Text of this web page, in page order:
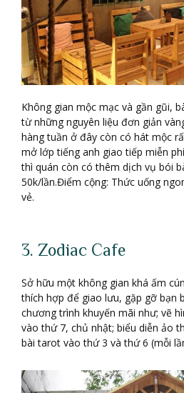
Không gian mộc mạc và gần gũi,
từ những nguyên liệu đơn giản
hàng tuần ở đây còn có hát mộc
mở lớp tiếng anh giao tiếp miễn
thì quán còn có thêm dịch vụ bói
50k/lần.Điểm cộng: Thức uống
vẻ.
3. Zodiac Cafe
Sở hữu một không gian khá ấm
thích hợp để giao lưu, gặp gỡ bạn
chương trình khuyến mãi như; vẽ
vào thứ 7, chủ nhật; biểu diễn ảo
bài tarot vào thứ 3 và thứ 6 (mỗi